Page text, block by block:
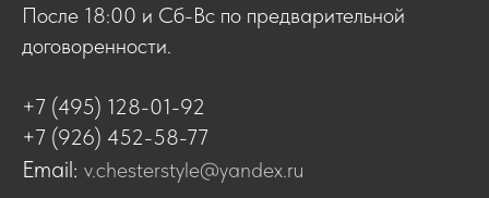
После 18:00 и Сб-Вс по предварительной
договоренности.
+7 (495) 128-01-92
+7 (926) 452-58-77
Email: v.chesterstyle@yandex.ru